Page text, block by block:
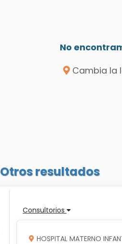
No
Cambia la
Otros resultados
Consultorios
HOSPITAL MATERNO